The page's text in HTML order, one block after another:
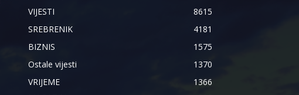
VIJESTI
8615
SREBRENIK
4181
BIZNIS
1575
Ostale vijesti
1370
VRIJEME
1366